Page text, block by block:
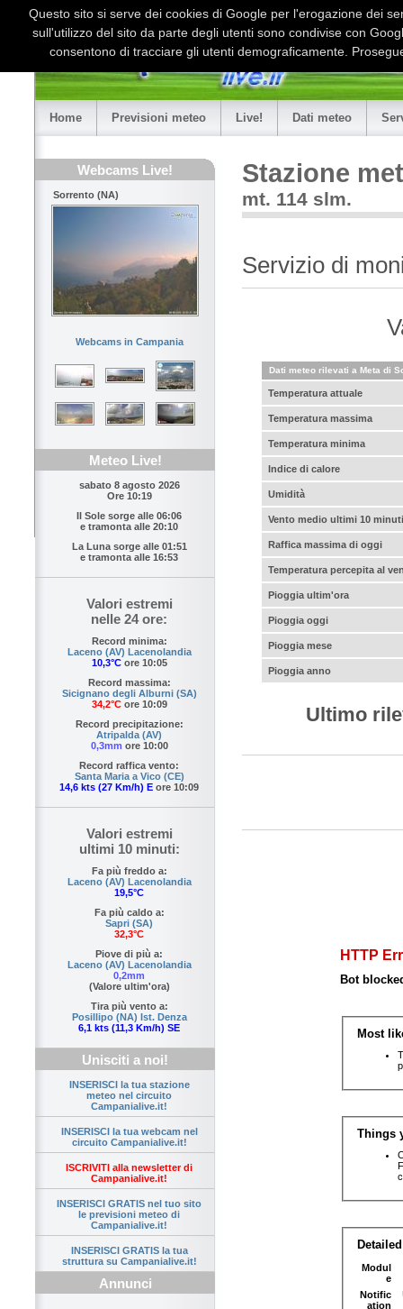
Home Previsioni meteo Live! Dati meteo
Webcams Live!
Sorrento (NA)
Webcams in Campania
Meteo Live!
sabato 8 agosto 2026
Ore 10:19
Il Sole sorge alle 06:06
e tramonta alle 20:10
La Luna sorge alle 01:51
e tramonta alle 16:53
Valori estremi
nelle 24 ore:
Record minima:
Laceno (AV) Lacenolandia
10,3°Core 10:05
Record massima:
Sicignano degli Alburni (SA)
34,2°Core 10:09
Record precipitazione:
Atripalda (AV)
0,3mm ore 10:00
Record raffica vento:
Santa Maria a Vico (CE)
14,6 kts (27 Km/h) E ore 10:09
Valori estremi
ultimi 10 minuti:
Fa più freddo a:
Laceno (AV) Lacenolandia
19,5°C
Fa più caldo a:
Sapri (SA)
32,3°C
Piove di più a:
Laceno (AV) Lacenolandia
0,2mm
(Valore ultim'ora)
Tira più vento a:
Posillipo (NA) Ist. Denza
6,1 kts (11,3 Km/h) SE
Unisciti a noi!
INSERISCI la tua stazione
meteo nel circuito
Campanialive.it!
INSERISCI la tua webcam nel
circuito Campanialive.it!
ISCRIVITI alla newsletter di
Campanialive.it!
INSERISCI GRATIS nel tuo sito
le previsioni meteo di
Campanialive.it!
INSERISCI GRATIS la tua
struttura su Campanialive.it!
Annunci
Stazione
mt. 114 slm.
Servizio di
Dati meteo rilevati a Meta di
Temperatura attuale
Temperatura massima
Temperatura minima
Indice di calore
Umidità
Vento medio ultimi 10 minuti
Raffica massima di oggi
Temperatura percepita al
Pioggia ultim'ora
Pioggia oggi
Pioggia mese
Pioggia anno
Ultimo
Questo sito si serve dei cookies di Google per l'erogazione dei
sull'utilizzo del sito da parte degli utenti sono condivise con
consentono di tracciare gli utenti demograficamente.